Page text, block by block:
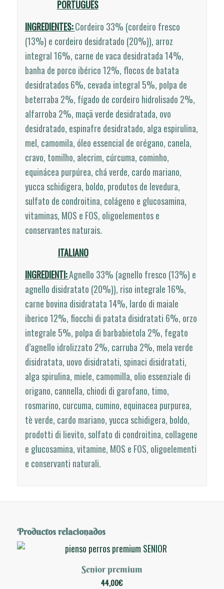
PORTUGUÊS
INGREDIENTES:Cordeiro 33% (cordeiro fresco
(13%) e cordeiro desidratado (20%)), arroz
integral 16%, carne de vaca desidratada 14%,
banha de porco ibérico 12%, flocos de batata
desidratados 6%, cevada integral 5%, polpa de
beterraba 2%, fígado de cordeiro hidrolisado 2%,
alfarroba 2%, maçã verde desidratada, ovo
desidratado, espinafre desidratado, alga espirulina,
mel, camomila, óleo essencial de orégano, canela,
cravo, tomilho, alecrim, cúrcuma, cominho,
equinácea purpúrea, chá verde, cardo mariano,
yucca schidigera, boldo, produtos de levedura,
sulfato de condroitina, colágeno e glucosamina,
vitaminas, MOS e FOS, oligoelementos e
conservantes naturais.
ITALIANO
INGREDIENTI:Agnello 33% (agnello fresco (13%) e
agnello disidratato (20%)), riso integrale 16%,
carne bovina disidratata 14%, lardo di maiale
iberico 12%, fiocchi di patata disidratati 6%, orzo
integrale 5%, polpa di barbabietola 2%, fegato
d’agnello idrolizzato 2%, carruba 2%, mela verde
disidratata, uovo disidratati, spinaci disidratati,
alga spirulina, miele, camomilla, olio essenziale di
origano, cannella, chiodi di garofano, timo,
rosmarino, curcuma, cumino, equinacea purpurea,
tè verde, cardo mariano, yucca schidigera, boldo,
prodotti di lievito, solfato di condroitina, collagene
e glucosamina, vitamine, MOS e FOS, oligoelementi
e conservanti naturali.
Productos relacionados
5.00
Senior premium
44,00€